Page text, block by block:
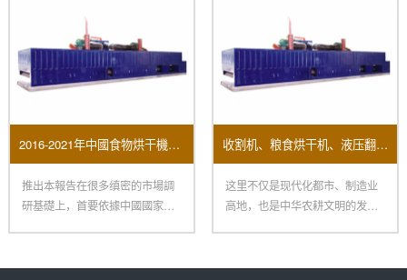
2016-2021年中國食物烘干機市場远景及投資機會研讨報告
推出本報告在很多缜密的市場調
研基礎上，首要依據中國國家統
收割机、粮食烘干机、液压翻转犁、脱粒机……涵盖农事全环节 “郑州造”一键打包
这里不仅是现代化都市、制造业
高地，也是中华农耕文明的发祥